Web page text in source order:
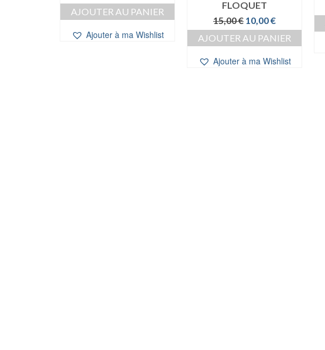
AJOUTER AU PANIER
Ajouter à ma Wishlist
FLOQUET
15,00€ Le
prix
initial
15,00 €.
10,00€Le
prix
actuel
10,00 €.
AJOUTER AU PANIER
Ajouter à ma Wishlist